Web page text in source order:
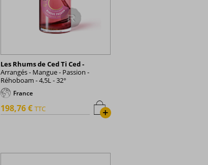
Les Rhums de Ced Ti Ced -
Arrangés - Mangue - Passion -
Réhoboam - 4,5L - 32°
France
+
198,76 € TTC